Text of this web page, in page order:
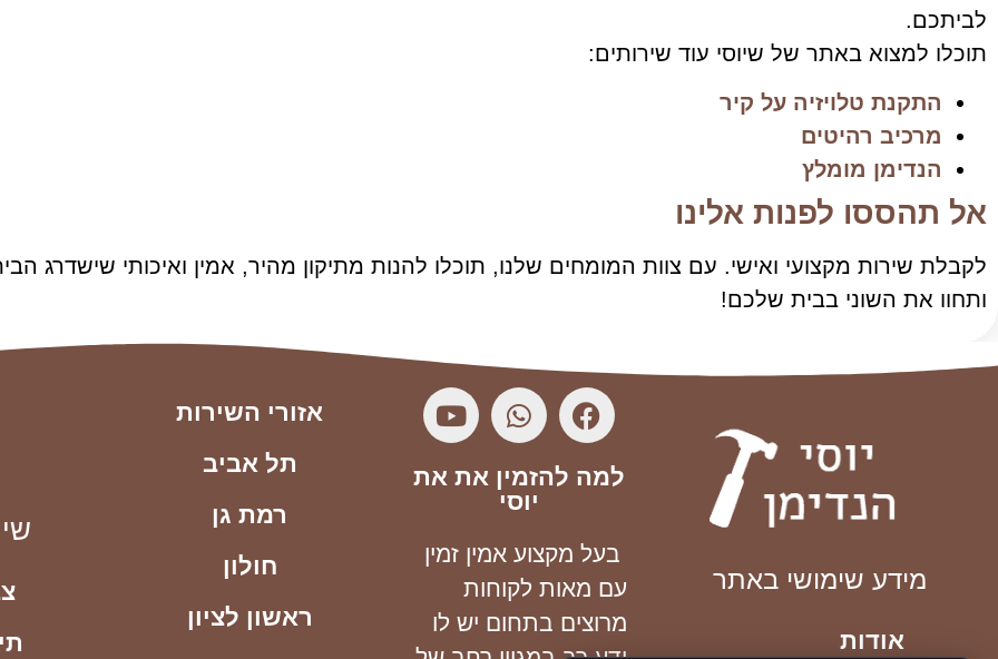
לביתכם.
תוכלו למצוא באתר של שיוסי עוד שירותים:
התקנת טלויזיה על קיר
מרכיב רהיטים
הנדימן מומלץ
אל תהססו לפנות אלינו
לקבלת שירות מקצועי ואישי. עם צוות המומחים שלנו, תוכלו להנות מתיקון מהיר, אמין ואיכותי שישדרג
ותחוו את השוני בבית שלכם!
מידע שימושי באתר
אודות
למה להזמין את את
יוסי
בעל מקצוע אמין זמין
עם מאות לקוחות
מרוצים בתחום יש לו
אזורי השירות
תל אביב
רמת גן
חולון
ראשון לציון